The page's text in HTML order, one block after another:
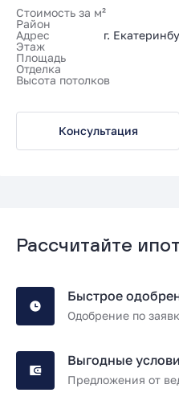
Стоимость за м²
Район
Адрес
г.
Этаж
Площадь
Отделка
Высота потолков
Консультация
Рассчитайте
Быстрое
Одобрение по
Выгодные
Предложения от